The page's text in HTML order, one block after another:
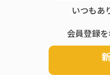
いつもあ
会員登録